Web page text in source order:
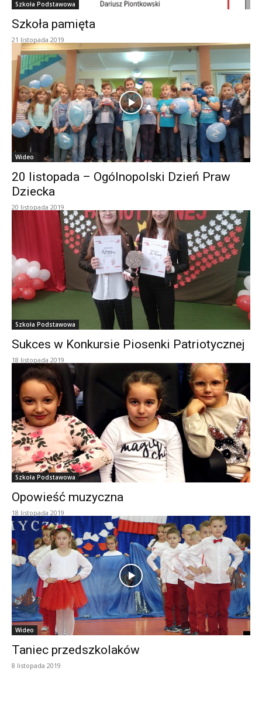
Szkoła Podstawowa
Szkoła pamięta
21 listopada 2019
Wideo
20 listopada – Ogólnopolski Dzień Praw
Dziecka
20 listopada 2019
Szkoła Podstawowa
Sukces w Konkursie Piosenki Patriotycznej
18 listopada 2019
Szkoła Podstawowa
Opowieść muzyczna
18 listopada 2019
Wideo
Taniec przedszkolaków
8 listopada 2019